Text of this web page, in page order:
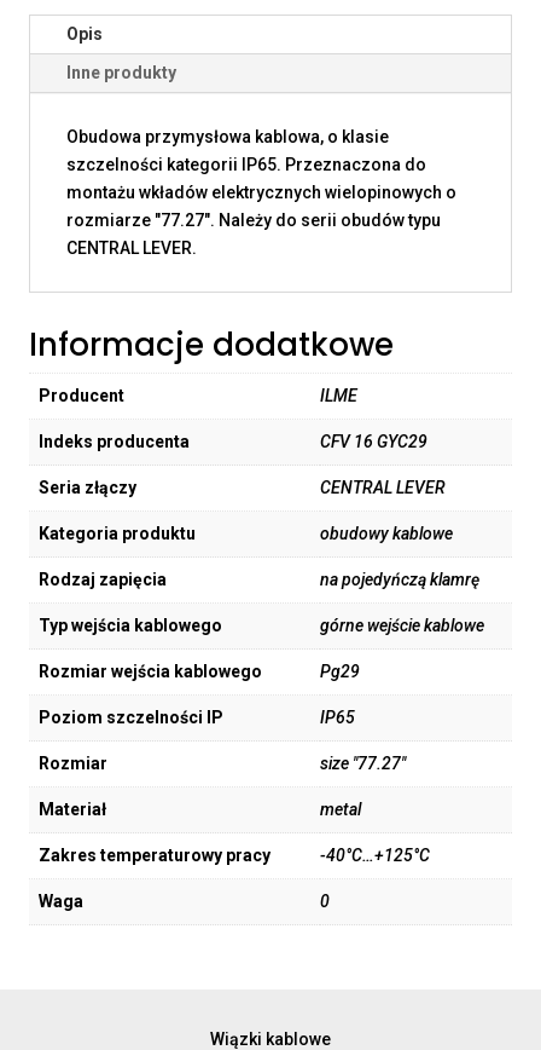
Opis
Inne produkty
Obudowa przymysłowa kablowa, o klasie
szczelności kategorii IP65. Przeznaczona do
montażu wkładów elektrycznych wielopinowych o
rozmiarze "77.27". Należy do serii obudów typu
CENTRAL LEVER.
Informacje dodatkowe
Producent ILME
Indeks producenta CFV 16 GYC29
Seria złączy CENTRAL LEVER
Kategoria produktu obudowy kablowe
Rodzaj zapięcia na pojedyńczą klamrę
Typ wejścia kablowego górne wejście kablowe
Rozmiar wejścia kablowego Pg29
Poziom szczelności IP IP65
Rozmiar size "77.27"
Materiał metal
Zakres temperaturowy pracy -40°C…+125°C
Waga 0
Wiązki kablowe